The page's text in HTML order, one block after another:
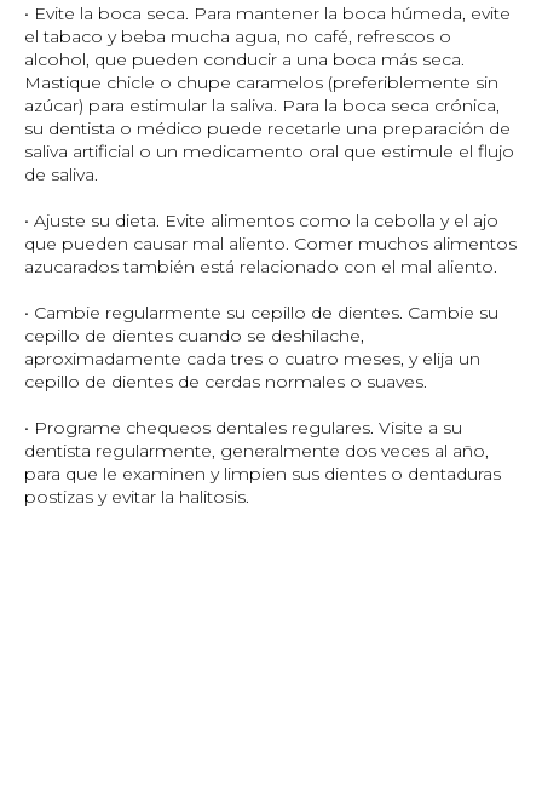
• Evite la boca seca. Para mantener la boca húmeda, evite
el tabaco y beba mucha agua, no café, refrescos o
alcohol, que pueden conducir a una boca más seca.
Mastique chicle o chupe caramelos (preferiblemente sin
azúcar) para estimular la saliva. Para la boca seca crónica,
su dentista o médico puede recetarle una preparación de
saliva artificial o un medicamento oral que estimule el flujo
de saliva.
• Ajuste su dieta. Evite alimentos como la cebolla y el ajo
que pueden causar mal aliento. Comer muchos alimentos
azucarados también está relacionado con el mal aliento.
• Cambie regularmente su cepillo de dientes. Cambie su
cepillo de dientes cuando se deshilache,
aproximadamente cada tres o cuatro meses, y elija un
cepillo de dientes de cerdas normales o suaves.
• Programe chequeos dentales regulares. Visite a su
dentista regularmente, generalmente dos veces al año,
para que le examinen y limpien sus dientes o dentaduras
postizas y evitar la halitosis.